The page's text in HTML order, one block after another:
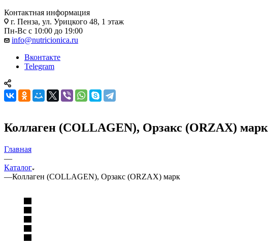
Контактная информация
г. Пенза, ул. Урицкого 48, 1 этаж
Пн-Вс с 10:00 до 19:00
info@nutricionica.ru
Вконтакте
Telegram
Коллаген (COLLAGEN), Орзакс (ORZAX) марк
Главная
—
Каталог
—Коллаген (COLLAGEN), Орзакс (ORZAX) марк